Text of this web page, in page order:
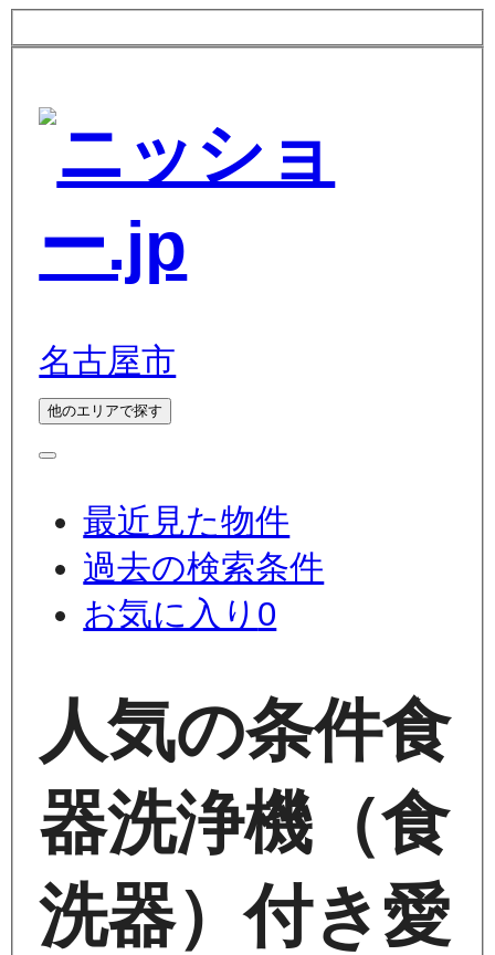
名古屋市
他のエリアで探す
最近見た物件
過去の検索条件
お気に入り 0
人気の条件食
器洗浄機（食
洗器）付き愛